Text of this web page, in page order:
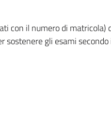
con il numero di matricola)
sostenere gli esami